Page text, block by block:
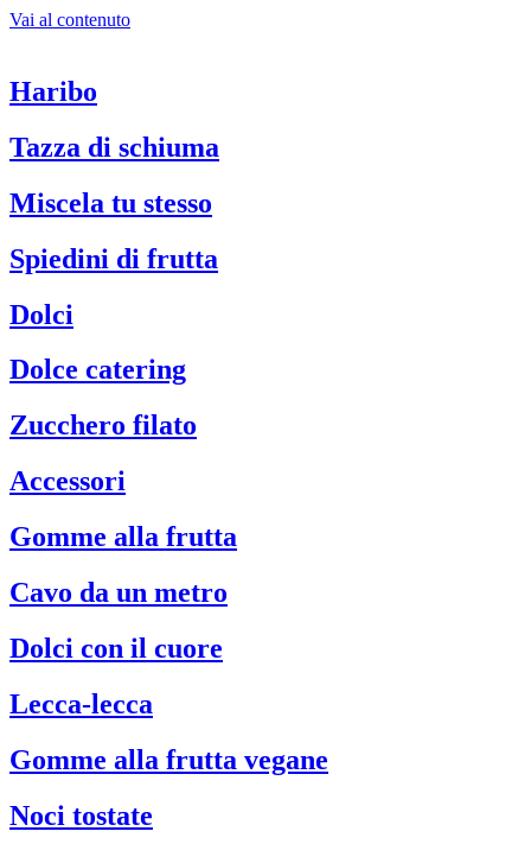
Vai al contenuto
Haribo
Tazza di schiuma
Miscela tu stesso
Spiedini di frutta
Dolci
Dolce catering
Zucchero filato
Accessori
Gomme alla frutta
Cavo da un metro
Dolci con il cuore
Lecca-lecca
Gomme alla frutta vegane
Noci tostate